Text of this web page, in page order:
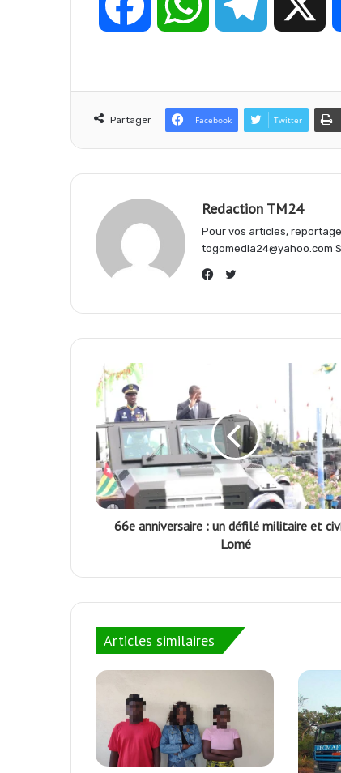
o
o
a
s
p
l
g
a
Partager Facebook Twitter
Redaction TM24
Pour vos articles,
togomedia24@yahoo.com
Twitter
66e anniversaire : un défilé militaire et
Lomé
Articles similaires